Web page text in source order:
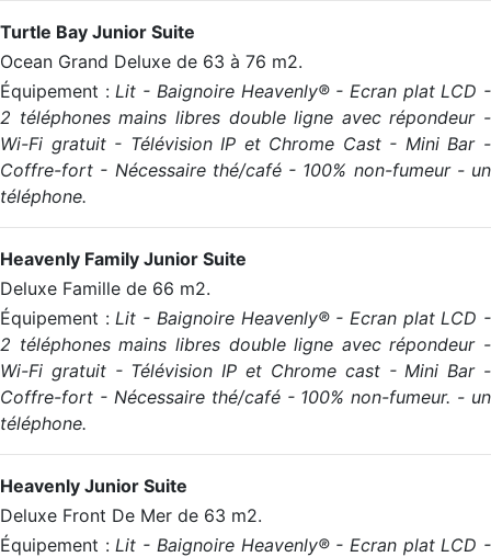
Turtle Bay Junior Suite
Ocean Grand Deluxe de 63 à 76 m2.
Équipement :Lit - Baignoire Heavenly® - Ecran plat LCD -
2 téléphones mains libres double ligne avec répondeur -
Wi-Fi gratuit - Télévision IP et Chrome Cast - Mini Bar -
Coffre-fort - Nécessaire thé/café - 100% non-fumeur - un
téléphone.
Heavenly Family Junior Suite
Deluxe Famille de 66 m2.
Équipement :Lit - Baignoire Heavenly® - Ecran plat LCD -
2 téléphones mains libres double ligne avec répondeur -
Wi-Fi gratuit - Télévision IP et Chrome cast - Mini Bar -
Coffre-fort - Nécessaire thé/café - 100% non-fumeur. - un
téléphone.
Heavenly Junior Suite
Deluxe Front De Mer de 63 m2.
Équipement :Lit - Baignoire Heavenly® - Ecran plat LCD -